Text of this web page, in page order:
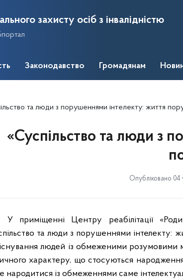
захисту осіб з інвалідністю
Законодавство Громадянам
та люди з порушеннями інтелекту: життя
«Суспільство та люди з
Опубліковано 04
У приміщенні Центру реабілітації
та люди з порушеннями інтелекту:
людей із обмеженими розумовими
характеру, що стосуються
народитися із обмеженнями саме